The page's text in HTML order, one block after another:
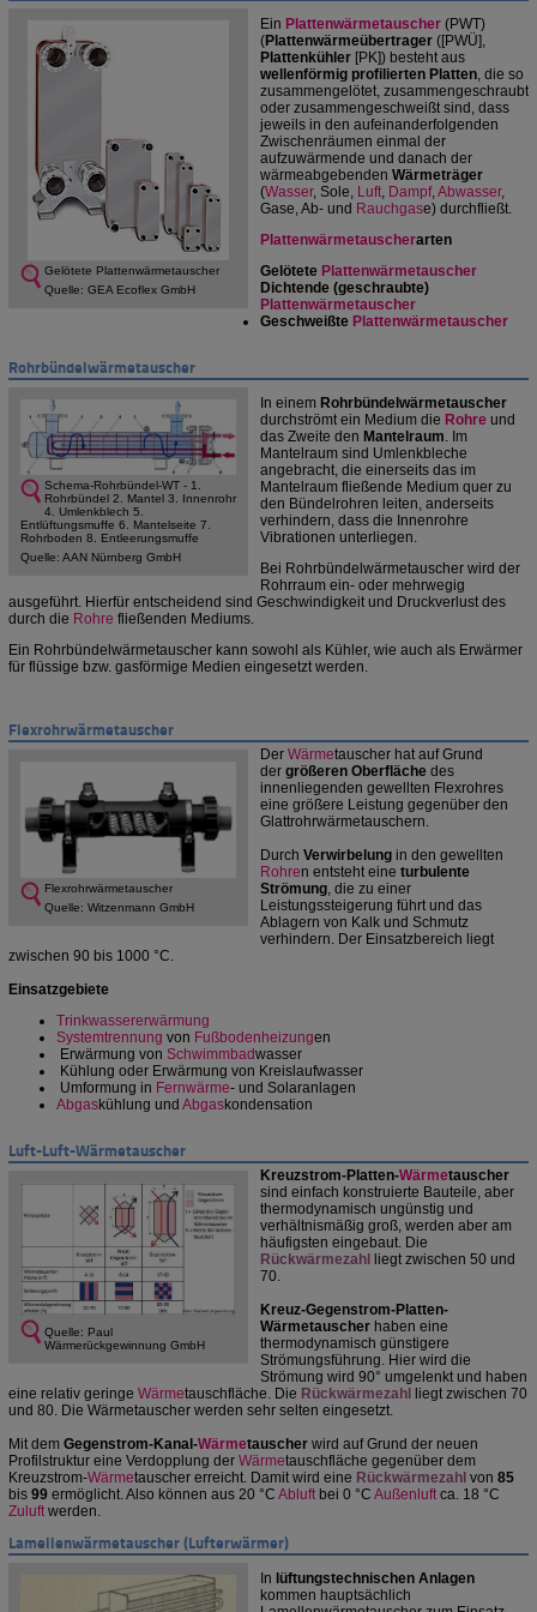
Gelötete Plattenwärmetauscher
Quelle: GEA Ecoflex GmbH
Ein Plattenwärmetauscher (PWT)
(Plattenwärmeübertrager ([PWÜ],
Plattenkühler [PK]) besteht aus
wellenförmig profilierten Platten, die so
zusammengelötet, zusammengeschraubt
oder zusammengeschweißt sind, dass
jeweils in den aufeinanderfolgenden
Zwischenräumen einmal der
aufzuwärmende und danach der
wärmeabgebenden Wärmeträger
(Wasser, Sole, Luft, Dampf,Abwasser,
Gase, Ab- und Rauchgase) durchfließt.
Plattenwärmetauscherarten
Gelötete Plattenwärmetauscher
Dichtende (geschraubte)
Plattenwärmetauscher
Geschweißte Plattenwärmetauscher
Rohrbündelwärmetauscher
Schema-Rohrbündel-WT - 1.
Rohrbündel 2. Mantel 3. Innenrohr
4. Umlenkblech 5.
Entlüftungsmuffe 6. Mantelseite 7.
Rohrboden 8. Entleerungsmuffe
Quelle: AAN Nürnberg GmbH
In einem Rohrbündelwärmetauscher
durchströmt ein Medium die Rohre und
das Zweite den Mantelraum. Im
Mantelraum sind Umlenkbleche
angebracht, die einerseits das im
Mantelraum fließende Medium quer zu
den Bündelrohren leiten, anderseits
verhindern, dass die Innenrohre
Vibrationen unterliegen.
Bei Rohrbündelwärmetauscher wird der
Rohrraum ein- oder mehrwegig
ausgeführt. Hierfür entscheidend sind Geschwindigkeit und Druckverlust des
durch die Rohre fließenden Mediums.
Ein Rohrbündelwärmetauscher kann sowohl als Kühler, wie auch als Erwärmer
für flüssige bzw. gasförmige Medien eingesetzt werden.
Flexrohrwärmetauscher
Flexrohrwärmetauscher
Quelle: Witzenmann GmbH
Der Wärmetauscher hat auf Grund
der größeren Oberfläche des
innenliegenden gewellten Flexrohres
eine größere Leistung gegenüber den
Glattrohrwärmetauschern.
Durch Verwirbelung in den gewellten
Rohren entsteht eine turbulente
Strömung, die zu einer
Leistungssteigerung führt und das
Ablagern von Kalk und Schmutz
verhindern. Der Einsatzbereich liegt
zwischen 90 bis 1000 °C.
Einsatzgebiete
Trinkwassererwärmung
Systemtrennung von Fußbodenheizungen
Erwärmung von Schwimmbadwasser
Kühlung oder Erwärmung von Kreislaufwasser
Umformung in Fernwärme- und Solaranlagen
Abgaskühlung und Abgaskondensation
Luft-Luft-Wärmetauscher
Quelle: Paul
Wärmerückgewinnung GmbH
Kreuzstrom-Platten-Wärmetauscher
sind einfach konstruierte Bauteile, aber
thermodynamisch ungünstig und
verhältnismäßig groß, werden aber am
häufigsten eingebaut. Die
Rückwärmezahl
liegt zwischen 50 und
70.
Kreuz-Gegenstrom-Platten-
Wärmetauscher haben eine
thermodynamisch günstigere
Strömungsführung. Hier wird die
Strömung wird 90° umgelenkt und haben
eine relativ geringe Wärmetauschfläche. Die Rückwärmezahl
liegt zwischen 70
und 80. Die Wärmetauscher werden sehr selten eingesetzt.
Mit dem Gegenstrom-Kanal-Wärmetauscher wird auf Grund der neuen
Profilstruktur eine Verdopplung der Wärmetauschfläche gegenüber dem
Kreuzstrom-Wärmetauscher erreicht. Damit wird eine Rückwärmezahl von 85
bis 99 ermöglicht. Also können aus 20 °C Abluftbei 0 °C Außenluftca. 18 °C
Zuluftwerden.
Lamellenwärmetauscher (Lufterwärmer)
In lüftungstechnischen Anlagen
kommen hauptsächlich